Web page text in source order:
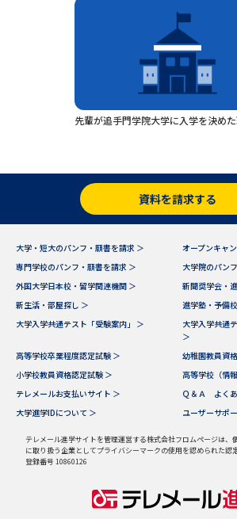
大学研究
大学で学べる内容や特徴を調べる
データサイエンス特集 奨学金・
デジタルパンフレット 進路の３択
新学年スタート号特集ページ
（高3生用）
（高2生
SELFBRAND特集ページ
オープンキャンパスなどを調べる
オープンキャンパス検索 実施プロ
来場型・Web型イベント特集 夢ナビラ
先輩が追手門学院大学に入学を決め
資料を請求する
大学・短大のパンフ・願書を請求 ＞
オープンキャ
専門学校のパンフ・願書を請求 ＞
大学院のパン
外国大学日本校・留学関連機関 ＞
新聞奨学会・
新生活・部屋探し ＞
進学塾・予備
大学入学共通テスト「受験案内」 ＞
大学入学共通
＞
高等学校卒業程度認定試験 ＞
幼稚園教員資
小学校教員資格認定試験 ＞
高等学校（情
テレメールお支払いサイト ＞
Ｑ＆Ａ よく
大学進学IDについて ＞
ユーザーサポ
テレメール進学サイトを管理運営する株式会社フロムページは、
に取り扱う企業としてプライバシーマークの使用を認められた認
登録番号 10860126